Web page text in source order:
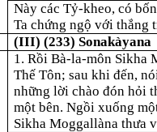
Này các Tỷ-kheo, có
Ta chứng ngộ với thắng
(III) (233) Sonakàyana
1. Rồi Bà-la-môn Sikha
Thế Tôn; sau khi đến,
những lời chào đón hỏi
một bên. Ngồi xuống
Sikha Moggallàna thưa